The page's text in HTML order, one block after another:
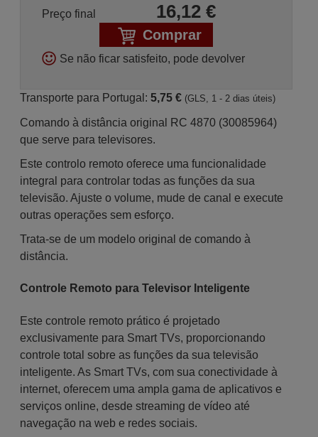
Preço final
16,12€
Comprar
Se não ficar satisfeito, pode devolver
Transporte para Portugal: 5,75 € (GLS, 1 - 2 dias úteis)
Comando à distância original RC 4870 (30085964)
que serve para televisores.
Este controlo remoto oferece uma funcionalidade
integral para controlar todas as funções da sua
televisão. Ajuste o volume, mude de canal e execute
outras operações sem esforço.
Trata-se de um modelo original de comando à
distância.
Controle Remoto para Televisor Inteligente
Este controle remoto prático é projetado
exclusivamente para Smart TVs, proporcionando
controle total sobre as funções da sua televisão
inteligente. As Smart TVs, com sua conectividade à
internet, oferecem uma ampla gama de aplicativos e
serviços online, desde streaming de vídeo até
navegação na web e redes sociais.